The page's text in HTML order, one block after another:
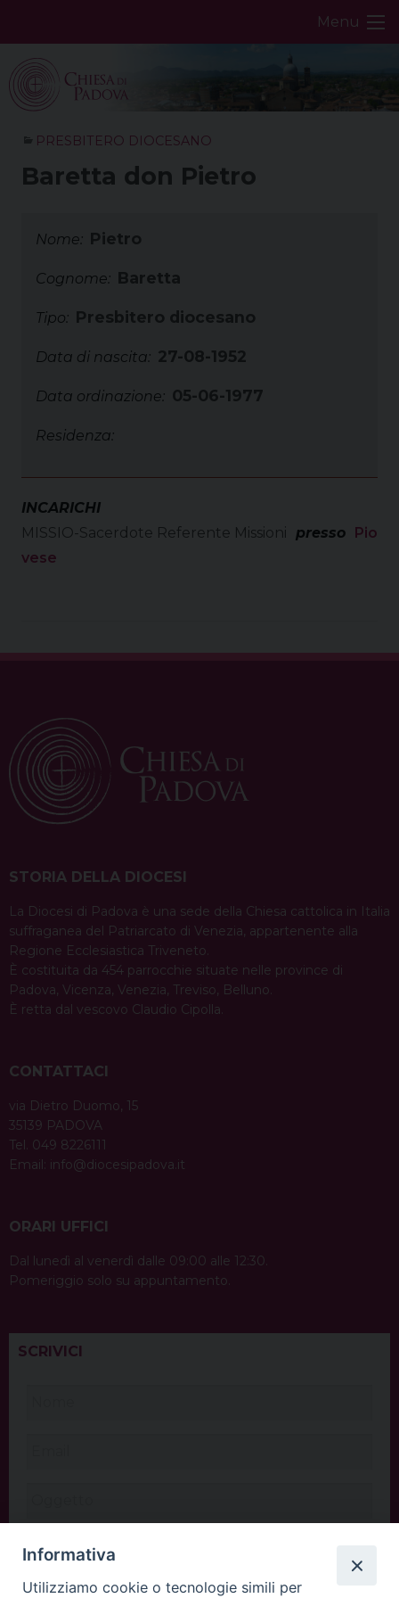
Menu
PRESBITERO DIOCESANO
Baretta don Pietro
Nome: Pietro
Cognome: Baretta
Tipo: Presbitero diocesano
Data di nascita: 27-08-1952
Data ordinazione: 05-06-1977
Residenza:
INCARICHI
MISSIO-Sacerdote Referente Missioni
presso Pio
vese
STORIA DELLA DIOCESI
La Diocesi di Padova è una sede della Chiesa cattolica in Italia
suffraganea del Patriarcato di Venezia, appartenente alla
Regione Ecclesiastica Triveneto.
È costituita da 454 parrocchie situate nelle province di
Padova, Vicenza, Venezia, Treviso, Belluno.
È retta dal vescovo Claudio Cipolla.
CONTATTACI
via Dietro Duomo, 15
35139 PADOVA
Tel. 049 8226111
Email: info@diocesipadova.it
ORARI UFFICI
Dal lunedì al venerdì dalle 09:00 alle 12:30.
Pomeriggio solo su appuntamento.
SCRIVICI
Informativa
Utilizziamo cookie o tecnologie simili per